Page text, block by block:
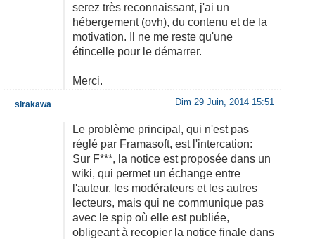
serez très reconnaissant, j'ai un
hébergement (ovh), du contenu et de la
motivation. Il ne me reste qu'une
étincelle pour le démarrer.
Merci.
Dim 29 Juin, 2014 15:51
Le problème principal, qui n'est pas
réglé par Framasoft, est l'intercation:
Sur F***, la notice est proposée dans un
wiki, qui permet un échange entre
l'auteur, les modérateurs et les autres
lecteurs, mais qui ne communique pas
avec le spip où elle est publiée,
obligeant à recopier la notice finale dans
sirakawa